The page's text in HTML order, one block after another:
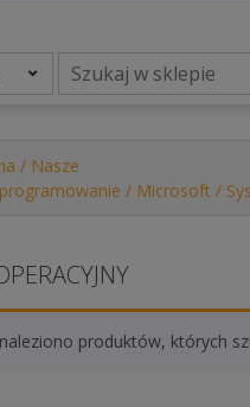
/ Nasze
/ Microsoft /
produktów, których